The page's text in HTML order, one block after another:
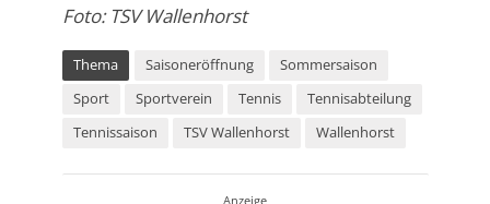
Foto: TSV Wallenhorst
Thema Saisoneröffnung
Sommersaison
Sport
Sportverein Tennis
Tennisabteilung
Tennissaison
TSV Wallenhorst Wallenhorst
Anzeige